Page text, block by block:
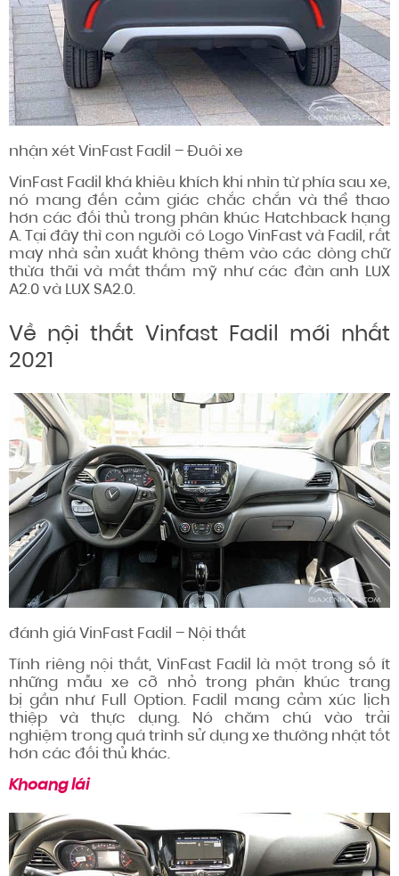
nhận xét VinFast Fadil – Đuôi xe
VinFast Fadil khá khiêu khích khi nhìn từ phía sau xe,
nó mang đến cảm giác chắc chắn và thể thao
hơn các đối thủ trong phân khúc Hatchback hạng
A. Tại đây thìcon người có Logo VinFast và Fadil, rất
may nhà sản xuất không thêm vào các dòng chữ
thừa thãi và mất thấm mỹ như các đàn anh LUX
A2.0 và LUX SA2.0.
Về nội thất Vinfast Fadil mới nhất
2021
đánh giá VinFast Fadil – Nội thất
Tính riêng nội thất, VinFast Fadil là một trong số ít
những mẫu xe cỡ nhỏ trong phân khúc trang
bị gần nhưFull Option. Fadil mang cảm xúc
lịch
thiệp và thực dụng. Nóchăm chú vào trải
nghiệmtrong quá trình sử dụngxe thường nhật tốt
hơn các đối thủ khác.
Khoang lái